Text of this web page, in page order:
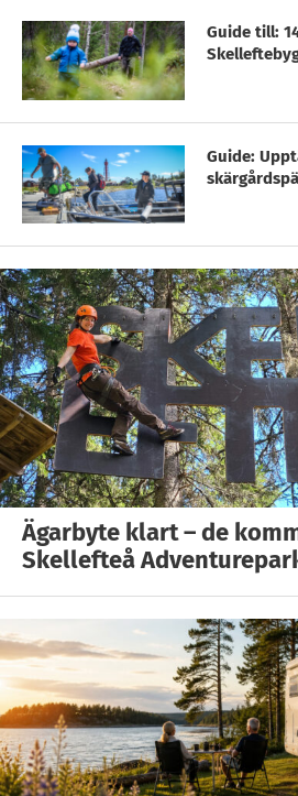
Guide till:
Guide:
Ägarbyte klart – de
Skellefteå